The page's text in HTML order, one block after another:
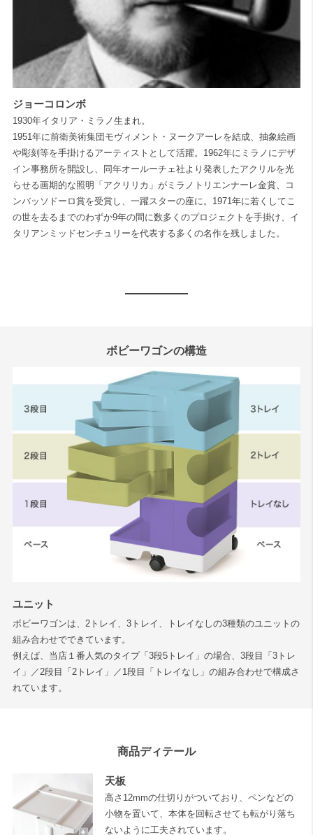
ジョーコロンボ
1930年イタリア・ミラノ生まれ。
1951年に前衛美術集団モヴィメント・ヌークアーレを結成、抽象絵画
や彫刻等を手掛けるアーティストとして活躍。1962年にミラノにデザ
イン事務所を開設し、同年オールーチェ社より発表したアクリルを光
らせる画期的な照明「アクリリカ」がミラノトリエンナーレ金賞、コ
ンバッソドーロ賞を受賞し、一躍スターの座に。1971年に若くしてこ
の世を去るまでのわずか9年の間に数多くのプロジェクトを手掛け、イ
タリアンミッドセンチュリーを代表する多くの名作を残しました。
ボビーワゴンの構造
ユニット
ボビーワゴンは、2トレイ、3トレイ、トレイなしの3種類のユニットの
組み合わせでできています。
例えば、当店１番人気のタイプ「3段5トレイ」の場合、3段目「3トレ
イ」／2段目「2トレイ」／1段目「トレイなし」の組み合わせで構成さ
れています。
商品ディテール
天板
高さ12mmの仕切りがついており、ペンなどの
小物を置いて、本体を回転させても転がり落ち
ないように工夫されています。